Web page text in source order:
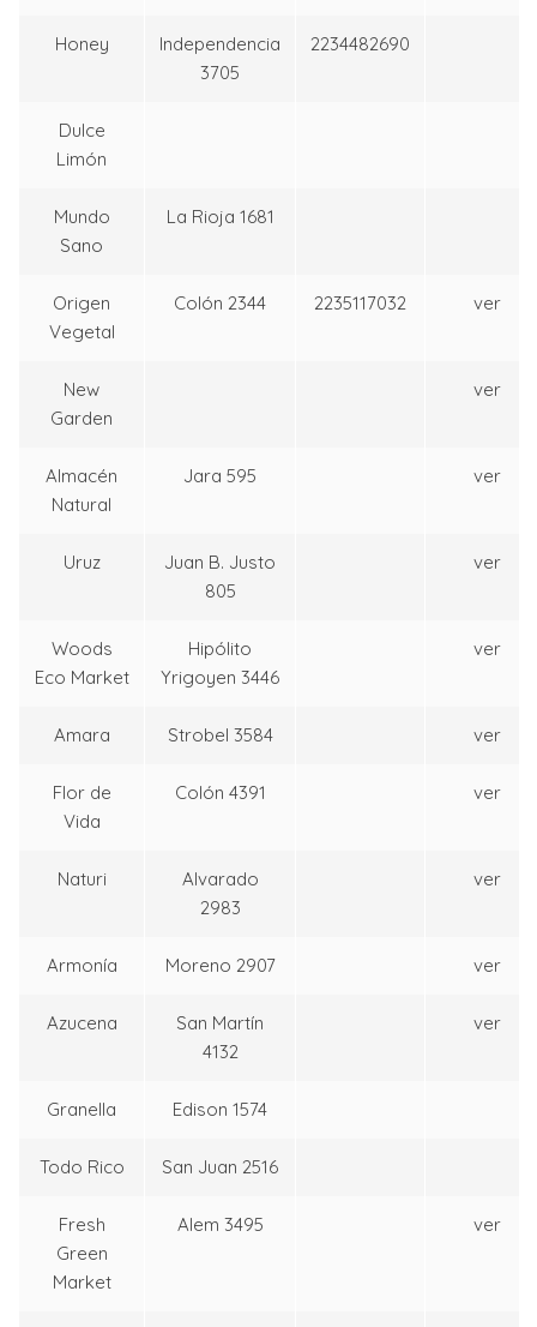
Honey
Independencia
3705
2234482690
Dulce
Limón
Mundo
Sano
La Rioja 1681
Origen
Vegetal
Colón 2344 2235117032 ver
New
Garden
ver
Almacén
Natural
Jara 595 ver
Uruz
Juan B. Justo
805
ver
Woods
Eco Market
Hipólito
Yrigoyen 3446
ver
Amara Strobel 3584 ver
Flor de
Vida
Colón 4391 ver
Naturi
Alvarado
2983
ver
Armonía Moreno 2907 ver
Azucena
San Martín
4132
ver
Granella Edison 1574
Todo Rico San Juan 2516
Fresh
Green
Market
Alem 3495 ver